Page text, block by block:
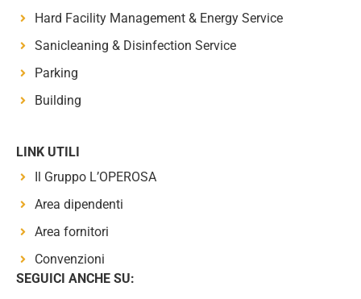
Hard Facility Management & Energy Service
Sanicleaning & Disinfection Service
Parking
Building
LINK UTILI
Il Gruppo L’OPEROSA
Area dipendenti
Area fornitori
Convenzioni
SEGUICI ANCHE SU: